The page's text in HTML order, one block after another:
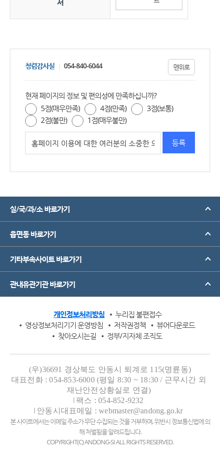
청렴감사실 054-840-6044 맨위로
현재 페이지의 정보 및 편의성에 만족하십니까?
5점(매우만족)
4점(만족)
3점(보통)
2점(불만)
1점(매우불만)
실/국/과/소 바로가기
읍면동 바로가기
기타부속사이트 바로가기
관내유관기관 바로가기
개인정보처리방침
누리집 불편접수
영상정보처리기기 운영방침
저작권정책
뷰어다운로드
찾아오시는길
정부/지자체 조직도
(우)36691 경상북도 안동시 퇴계로 115(명륜동)
대표전화 : 054-853-6000 (평일 8:30 ~ 18:30 / 근무시간 외
재난안전상황실로 연결)
팩스 : 054-852-9232
안동시대표메일 : webmaster@andong.go.kr
본 사이트에서는 이메일 주소가 무단 수집되는 것을 거부하며, 위반시 정보통신법에 의
해 처벌됨을 알려드립니다.
COPYRIGHT(C) ANDONG-SI ALL RIGHTS RESERVED.